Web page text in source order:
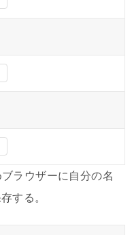
ラウザーに自分の名
する。